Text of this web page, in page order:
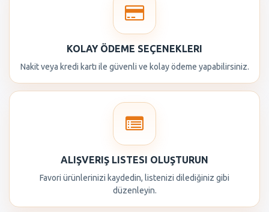
KOLAY ÖDEME SEÇENEKLERI
Nakit veya kredi kartı ile güvenli ve kolay ödeme yapabilirsiniz.
ALIŞVERIŞ LISTESI OLUŞTURUN
Favori ürünlerinizi kaydedin, listenizi dilediğiniz gibi
düzenleyin.